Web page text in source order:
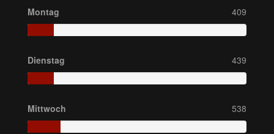
Montag 409
Dienstag 439
Mittwoch 538